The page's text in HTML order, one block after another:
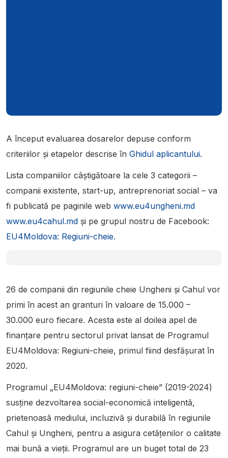
A început evaluarea dosarelor depuse conform
criteriilor și etapelor descrise în Ghidul aplicantului.
Lista companiilor câștigătoare la cele 3 categorii –
companii existente, start-up, antreprenoriat social – va
fi publicată pe paginile web www.eu4ungheni.md
www.eu4cahul.md și pe grupul nostru de Facebook:
EU4Moldova: Regiuni-cheie.
26 de companii din regiunile cheie Ungheni și Cahul vor
primi în acest an granturi în valoare de 15.000 –
30.000 euro fiecare. Acesta este al doilea apel de
finanțare pentru sectorul privat lansat de Programul
EU4Moldova: Regiuni-cheie, primul fiind desfășurat în
2020.
Programul „EU4Moldova: regiuni-cheie” (2019-2024)
susține dezvoltarea social-economică inteligentă,
prietenoasă mediului, incluzivă și durabilă în regiunile
Cahul și Ungheni, pentru a asigura cetățenilor o calitate
mai bună a vieții. Programul are un buget total de 23